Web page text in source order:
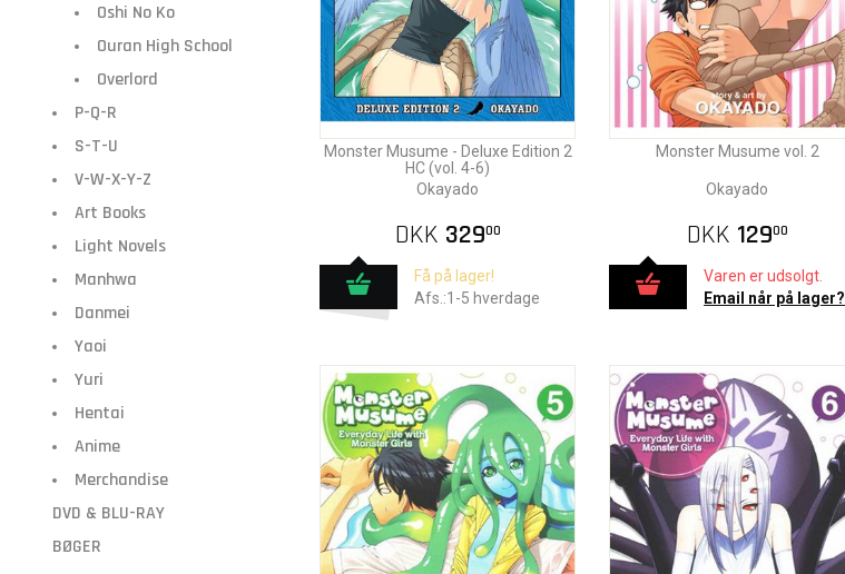
Oshi No Ko
Ouran High School
Overlord
P-Q-R
S-T-U
V-W-X-Y-Z
Art Books
Light Novels
Manhwa
Danmei
Yaoi
Yuri
Hentai
Anime
Merchandise
DVD & BLU-RAY
BØGER
Monster Musume - Deluxe Edition 2
HC (vol. 4-6)
Okayado
DKK 32900
Få på lager!
Afs.:1-5 hverdage
Monster Musume vol. 2
Okayado
DKK 12900
Varen er udsolgt.
Email når på lager?